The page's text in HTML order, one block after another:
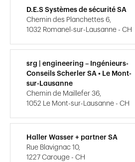
D.E.S Systèmes de sécurité SA
Chemin des Planchettes 6,
1032 Romanel-sur-Lausanne - CH
srg | engineering – Ingénieurs-
Conseils Scherler SA • Le Mont-
sur-Lausanne
Chemin de Maillefer 36,
1052 Le Mont-sur-Lausanne - CH
Haller Wasser + partner SA
Rue Blavignac 10,
1227 Carouge - CH